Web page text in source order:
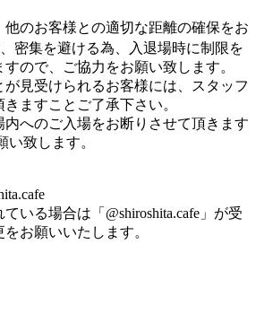
のお客様との適切な距離の確保をお
密集を避ける為、入退場時に制限を
ので、ご協力をお願い致します。
見受けられるお客様には、スタッフ
ますことご了承下さい。
内へのご入場をお断りさせて頂きます
い致します。
いる場合は「@shiroshita.cafe」が受
お願いいたします。